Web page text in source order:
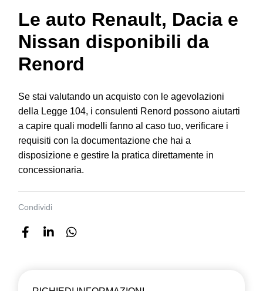
Le auto Renault, Dacia e
Nissan disponibili da
Renord
Se stai valutando un acquisto con le agevolazioni
della Legge 104, i consulenti Renord possono aiutarti
a capire quali modelli fanno al caso tuo, verificare i
requisiti con la documentazione che hai a
disposizione e gestire la pratica direttamente in
concessionaria.
Condividi